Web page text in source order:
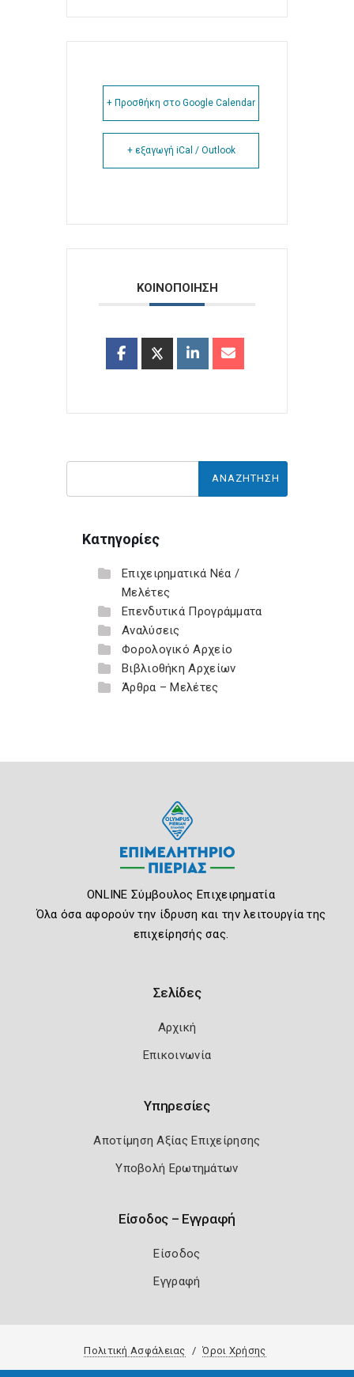
+ Προσθήκη στο Google Calendar
+ εξαγωγή iCal / Outlook
ΚΟΙΝΟΠΟΙΗΣΗ
Κατηγορίες
Επιχειρηματικά Νέα /
Μελέτες
Επενδυτικά Προγράμματα
Αναλύσεις
Φορολογικό Αρχείο
Βιβλιοθήκη Αρχείων
Άρθρα – Μελέτες
ONLINE Σύμβουλος Επιχειρηματία
Όλα όσα αφορούν την ίδρυση και την λειτουργία της
επιχείρησής σας.
Σελίδες
Αρχική
Επικοινωνία
Υπηρεσίες
Αποτίμηση Αξίας Επιχείρησης
Υποβολή Ερωτημάτων
Είσοδος – Εγγραφή
Είσοδος
Εγγραφή
Πολιτική Ασφάλειας Όροι Χρήσης